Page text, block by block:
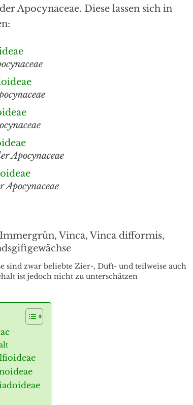
Apocynaceae. Diese lassen sich in
Apocynaceae
sind zwar beliebte Zier-, Duft- und teilweise auch
ist jedoch nicht zu unterschätzen